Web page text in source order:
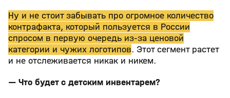
Ну и не стоит забывать про огромное количество
контрафакта, который пользуется в России
спросом в первую очередь из-за ценовой
категории и чужих логотипов. Этот сегмент растет
и не отслеживается никак и никем.
— Что будет с детским инвентарем?